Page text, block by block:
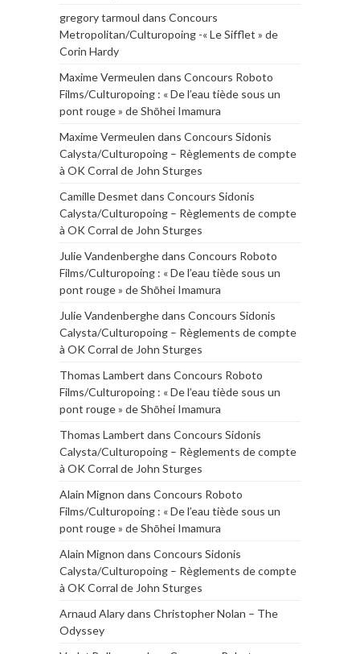
gregory tarmoul dans Concours
Metropolitan/Culturopoing -« Le Sifflet » de
Corin Hardy
Maxime Vermeulen dans Concours Roboto
Films/Culturopoing : « De l’eau tiède sous un
pont rouge » de Shōhei Imamura
Maxime Vermeulen dans Concours Sidonis
Calysta/Culturopoing – Règlements de compte
à OK Corral de John Sturges
Camille Desmet dans Concours Sidonis
Calysta/Culturopoing – Règlements de compte
à OK Corral de John Sturges
Julie Vandenberghedans Concours Roboto
Films/Culturopoing : « De l’eau tiède sous un
pont rouge » de Shōhei Imamura
Julie Vandenberghedans Concours Sidonis
Calysta/Culturopoing – Règlements de compte
à OK Corral de John Sturges
Thomas Lambert dans Concours Roboto
Films/Culturopoing : « De l’eau tiède sous un
pont rouge » de Shōhei Imamura
Thomas Lambert dans Concours Sidonis
Calysta/Culturopoing – Règlements de compte
à OK Corral de John Sturges
Alain Mignon dans Concours Roboto
Films/Culturopoing : « De l’eau tiède sous un
pont rouge » de Shōhei Imamura
Alain Mignon dans Concours Sidonis
Calysta/Culturopoing – Règlements de compte
à OK Corral de John Sturges
Arnaud Alarydans Christopher Nolan – The
Odyssey